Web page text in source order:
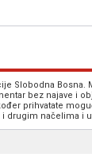
Slobodna
bez najave i
prihvatate
drugim načelima i